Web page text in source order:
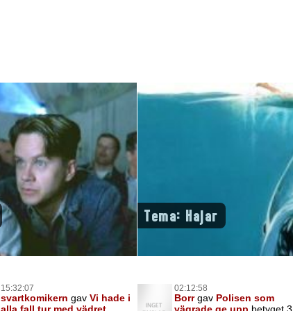
Tema: Hajar
15:32:07
svartkomikern gav Vi hade i
alla fall tur med vädret
02:12:58
Borrgav Polisen som
vägrade ge upp betyget